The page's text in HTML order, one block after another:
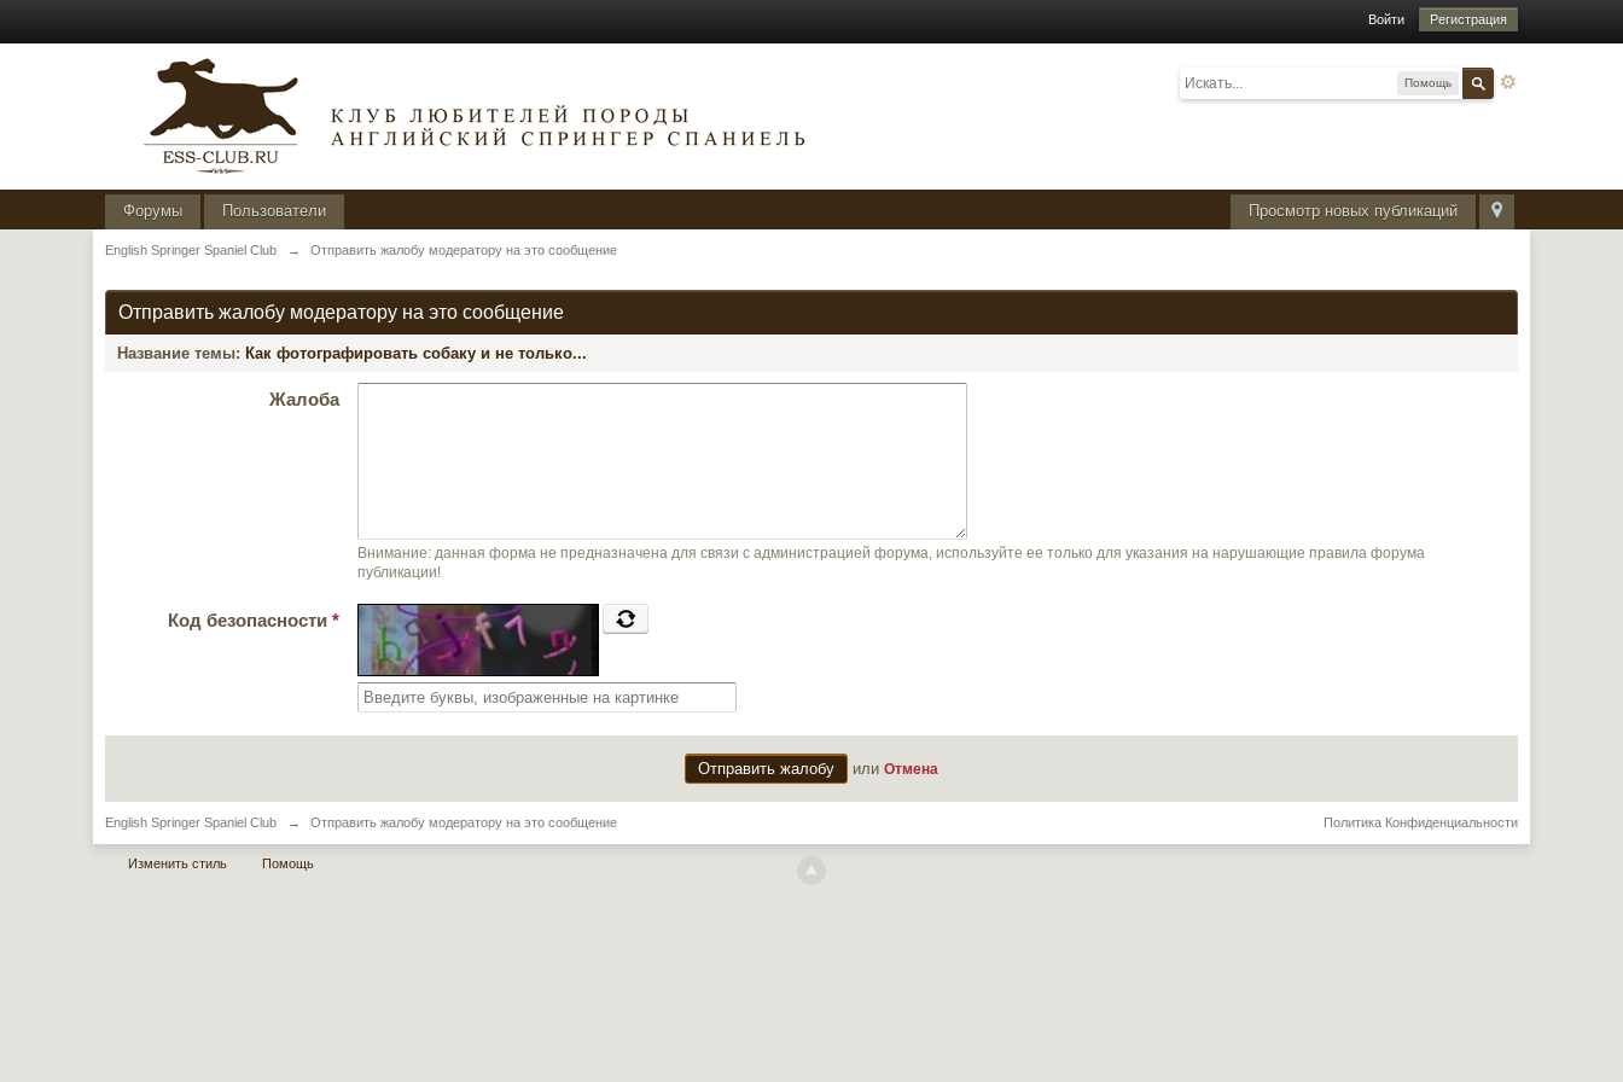
Войти Регистрация
Помощь
Просмотр новых публикаций
Форумы Пользователи
English Springer Spaniel Club → Отправить жалобу модератору на это сообщение
Отправить жалобу модератору на это сообщение
Название темы: Как фотографировать собаку и не только...
Жалоба
Внимание: данная форма не предназначена для связи с администрацией форума, используйте ее только для указания на нарушающие правила форума
публикации!
Код безопасности*
или Отмена
English Springer Spaniel Club → Отправить жалобу модератору на это сообщение Политика Конфиденциальности
Изменить стиль Помощь